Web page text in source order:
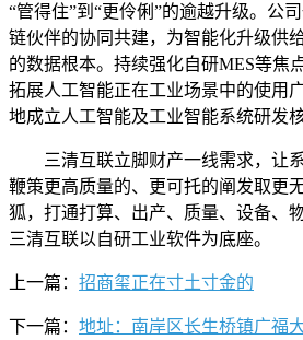
“管得住”到“更伶俐”的逾越升级。公
链伙伴的协同共建，为智能化升级供
的数据根本。持续强化自研MES等焦
拓展人工智能正在工业场景中的使用
地成立人工智能及工业智能系统研发核
三清互联立脚财产一线需求，让系
鞭策更高质量的、更可托的阐发取更
狐，打通打算、出产、质量、设备、
三清互联以自研工业软件为底座。
上一篇： 招商玺正在寸土寸金的
下一篇： 地址：南岸区长生桥镇广福